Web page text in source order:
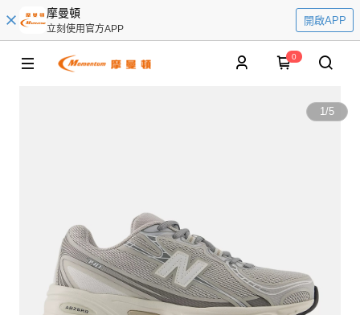
摩曼頓
立刻使用官方APP
開啟APP
0
1/5